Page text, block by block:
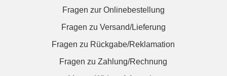
Fragen zur Onlinebestellung
Fragen zu Versand/Lieferung
Fragen zu Rückgabe/Reklamation
Fragen zu Zahlung/Rechnung